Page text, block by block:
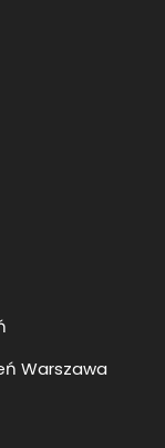
Warszawa